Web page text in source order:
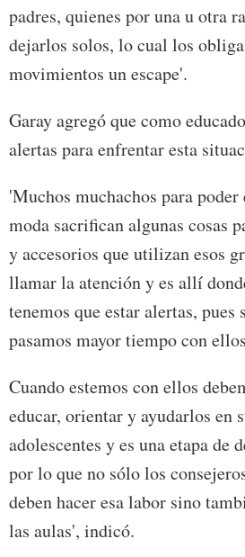
padres, quienes por una u otra
dejarlos solos, lo cual los
movimientos un escape'.
Garay agregó que como
alertas para enfrentar esta
'Muchos muchachos para
moda sacrifican algunas cosas
y accesorios que utilizan esos
llamar la atención y es allí
tenemos que estar alertas, pues
pasamos mayor tiempo con
Cuando estemos con ellos
educar, orientar y ayudarlos en
adolescentes y es una etapa de
por lo que no sólo los
deben hacer esa labor sino
las aulas', indicó.